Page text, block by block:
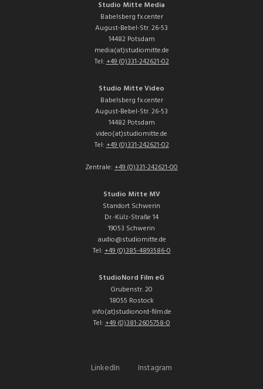
Studio Mitte Media
Babelsberg fx.center
August-Bebel-Str. 26-53
14482 Potsdam
media(at)studiomitte.de
Tel:+49 (0)331-242621-02
Studio Mitte Video
Babelsberg fx.center
August-Bebel-Str. 26-53
14482 Potsdam
video(at)studiomitte.de
Tel:+49 (0)331-242621-02
Zentrale: +49 (0)331-242621-00
Studio Mitte MV
Standort Schwerin
Dr.-Külz-Straße 14
19053 Schwerin
audio@studiomitte.de
Tel:+49 (0)385-4893586-0
StudioNord Film eG
Grubenstr. 20
18055 Rostock
info(at)studionord-film.de
Tel:+49 (0)381-2605758-0
LinkedIn Instagram